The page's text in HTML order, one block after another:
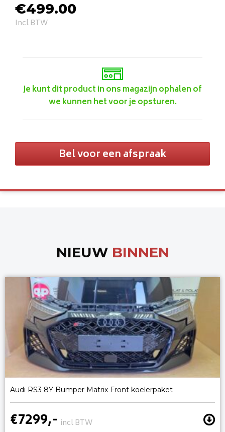
€499.00
Incl BTW
Je kunt dit product in ons magazijn ophalen of
we kunnen het voor je opsturen.
Bel voor een afspraak
NIEUW BINNEN
Audi RS3 8Y Bumper Matrix Front koelerpaket
€7299,- incl BTW